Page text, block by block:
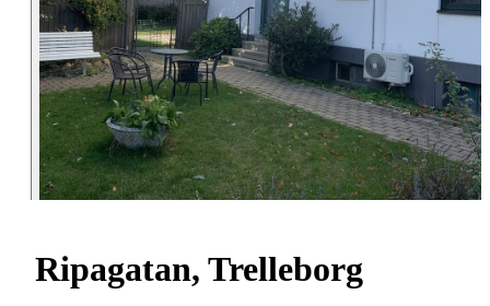
Ripagatan, Trelleborg